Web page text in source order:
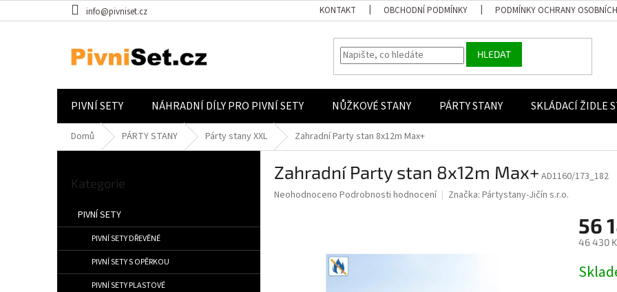
info@pivniset.cz KONTAKT OBCHODNÍ PODMÍNKY PODMÍNKY OCHRANY OSOBNÍCH
HLEDAT
PIVNÍ SETY NÁHRADNÍ DÍLY PRO PIVNÍ SETY NŮŽKOVÉ STANY PÁRTY STANY SKLÁDACÍ ŽIDLE
Domů PÁRTY STANY Párty stany XXL Zahradní Party stan 8x12m Max+
Kategorie
PIVNÍ SETY
PIVNÍ SETY DŘEVĚNÉ
PIVNÍ SETY S OPĚRKOU
PIVNÍ SETY PLASTOVÉ
Zahradní Party stan 8x12m Max+ AD1160/173_182
Průměrné hodnocení produktu je 0,0 z 5 hvězdiček.
Neohodnoceno Podrobnosti hodnocení Značka: Pártystany-Jičín s.r.o.
56
46 430